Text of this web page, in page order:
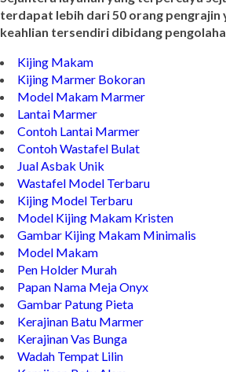
marmer yang tergabung dalam Group
Sejahtera layanan yang terpercaya
terdapat lebih dari 50 orang pengrajin
keahlian tersendiri dibidang
Kijing Makam
Kijing Marmer Bokoran
Model Makam Marmer
Lantai Marmer
Contoh Lantai Marmer
Contoh Wastafel Bulat
Jual Asbak Unik
Wastafel Model Terbaru
Kijing Model Terbaru
Model Kijing Makam Kristen
Gambar Kijing Makam Minimalis
Model Makam
Pen Holder Murah
Papan Nama Meja Onyx
Gambar Patung Pieta
Kerajinan Batu Marmer
Kerajinan Vas Bunga